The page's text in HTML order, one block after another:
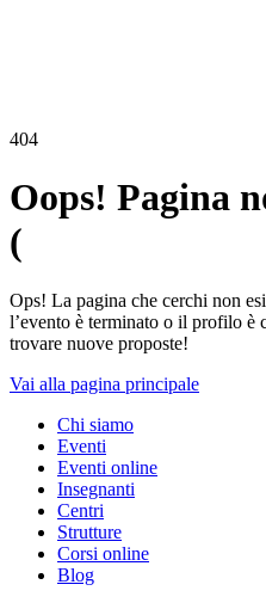
404
Oops! Pagina
(
Ops! La pagina che cerchi non
l’evento è terminato o il profilo è
trovare nuove proposte!
Vai alla pagina principale
Chi siamo
Eventi
Eventi online
Insegnanti
Centri
Strutture
Corsi online
Blog